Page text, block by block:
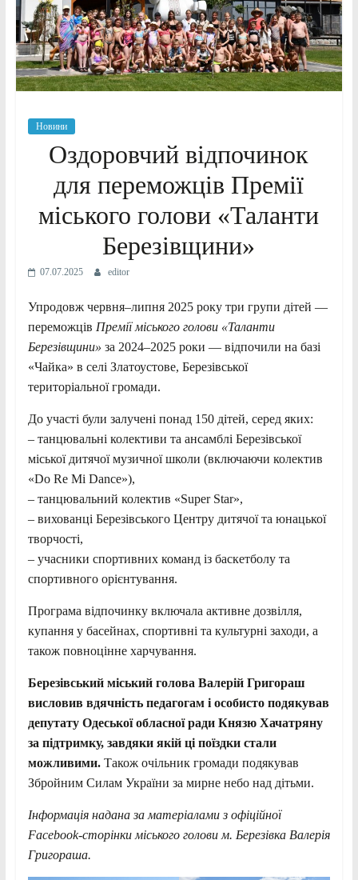
Новини
Оздоровчий відпочинок
для переможців Премії
міського голови «Таланти
Березівщини»
07.07.2025 editor
Упродовж червня–липня 2025 року три групи дітей —
переможців Премії міського голови «Таланти
Березівщини» за 2024–2025 роки — відпочили на базі
«Чайка» в селі Златоустове, Березівської
територіальної громади.
До участі були залучені понад 150 дітей, серед яких:
– танцювальні колективи та ансамблі Березівської
міської дитячої музичної школи (включаючи колектив
«Do Re Mi Dance»),
– танцювальний колектив «Super Star»,
– вихованці Березівського Центру дитячої та юнацької
творчості,
– учасники спортивних команд із баскетболу та
спортивного орієнтування.
Програма відпочинку включала активне дозвілля,
купання у басейнах, спортивні та культурні заходи, а
також повноцінне харчування.
Березівський міський голова Валерій Григораш
висловив вдячність педагогам і особисто подякував
депутату Одеської обласної ради Князю Хачатряну
за підтримку, завдяки якій ці поїздки стали
можливими.Також очільник громади подякував
Збройним Силам України за мирне небо над дітьми.
Інформація надана за матеріалами з офіційної
Facebook-сторінки міського голови м. Березівка Валерія
Григораша.